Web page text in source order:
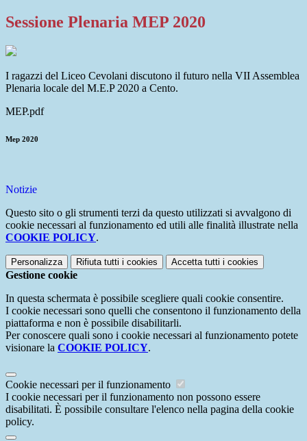
Sessione Plenaria MEP 2020
I ragazzi del Liceo Cevolani discutono il futuro nella VII Assemblea
Plenaria locale del M.E.P 2020 a Cento.
MEP.pdf
Mep 2020
Notizie
Questo sito o gli strumenti terzi da questo utilizzati si avvalgono di
cookie necessari al funzionamento ed utili alle finalità illustrate nella
COOKIE POLICY.
Personalizza Rifiuta tutti i cookies Accetta tutti i cookies
Gestione cookie
In questa schermata è possibile scegliere quali cookie consentire.
I cookie necessari sono quelli che consentono il funzionamento della
piattaforma e non è possibile disabilitarli.
Per conoscere quali sono i cookie necessari al funzionamento potete
visionare la COOKIE POLICY.
Cookie necessari per il funzionamento
I cookie necessari per il funzionamento non possono essere
disabilitati. È possibile consultare l'elenco nella pagina della cookie
policy.